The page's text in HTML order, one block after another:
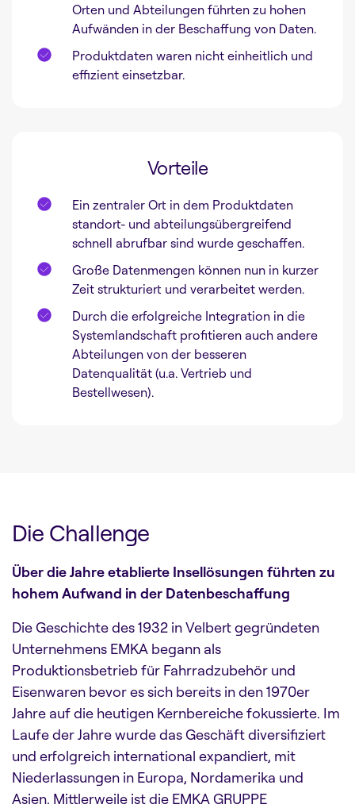
Orten und Abteilungen führten zu hohen
Aufwänden in der Beschaffung von Daten.
Produktdaten waren nicht einheitlich und
effizient einsetzbar.
Vorteile
Ein zentraler Ort in dem Produktdaten
standort- und abteilungsübergreifend
schnell abrufbar sind wurde geschaffen.
Große Datenmengen können nun in kurzer
Zeit strukturiert und verarbeitet werden.
Durch die erfolgreiche Integration in die
Systemlandschaft profitieren auch andere
Abteilungen von der besseren
Datenqualität (u.a. Vertrieb und
Bestellwesen).
Die Challenge
Über die Jahre etablierte Insellösungen führten zu
hohem Aufwand in der Datenbeschaffung
Die Geschichte des 1932 in Velbert gegründeten
Unternehmens EMKA begann als
Produktionsbetrieb für Fahrradzubehör und
Eisenwaren bevor es sich bereits in den 1970er
Jahre auf die heutigen Kernbereiche fokussierte. Im
Laufe der Jahre wurde das Geschäft diversifiziert
und erfolgreich international expandiert, mit
Niederlassungen in Europa, Nordamerika und
Asien. Mittlerweile ist die EMKA GRUPPE